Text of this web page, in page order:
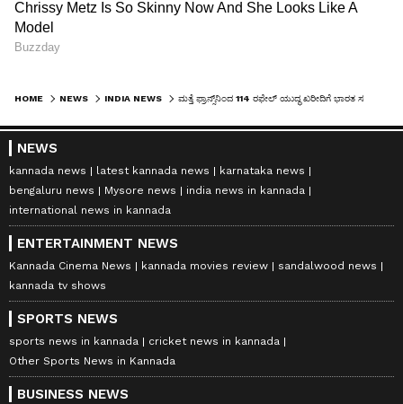
HOME NEWS INDIA NEWS
NEWS
kannada news latest kannada news
karnataka news
bengaluru news
Mysore news
india news in kannada
international news in kannada
ENTERTAINMENT NEWS
Kannada Cinema News kannada movies review
sandalwood news
kannada tv shows
SPORTS NEWS
sports news in kannada
cricket news in kannada
Other Sports News in Kannada
BUSINESS NEWS